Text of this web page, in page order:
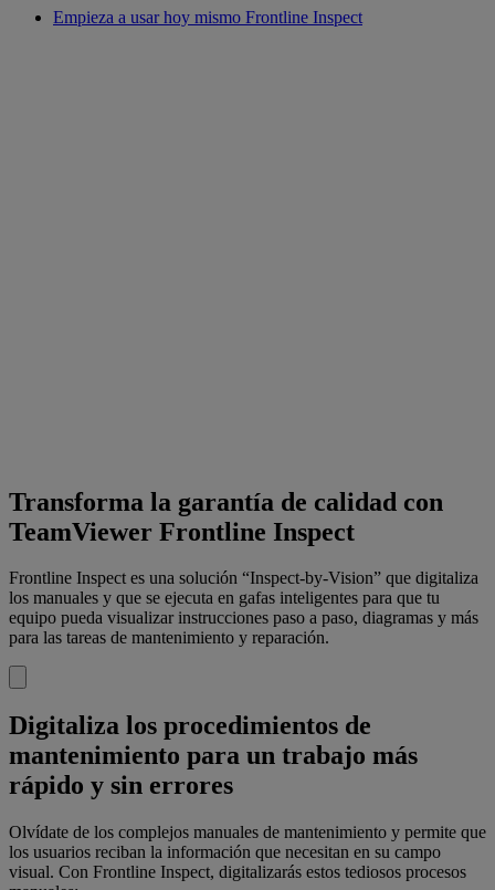
Empieza a usar hoy mismo Frontline Inspect
Transforma la garantía de calidad con
TeamViewer Frontline Inspect
Frontline Inspect es una solución “Inspect-by-Vision” que digitaliza
los manuales y que se ejecuta en gafas inteligentes para que tu
equipo pueda visualizar instrucciones paso a paso, diagramas y más
para las tareas de mantenimiento y reparación.
Digitaliza los procedimientos de
mantenimiento para un trabajo más
rápido y sin errores
Olvídate de los complejos manuales de mantenimiento y permite que
los usuarios reciban la información que necesitan en su campo
visual. Con Frontline Inspect, digitalizarás estos tediosos procesos